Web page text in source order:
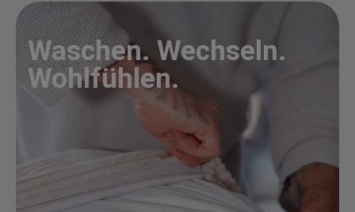
Waschen. Wechseln.
Wohlfühlen.